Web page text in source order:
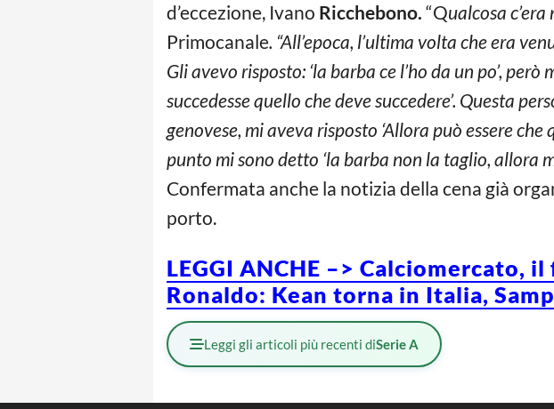
d’eccezione, Ivano Ricchebono. “Qualcosa
Primocanale. “All’epoca, l’ultima volta che era
Gli avevo risposto: ‘la barba ce l’ho da un po’,
succedesse quello che deve succedere’. Questa
genovese, mi aveva risposto ‘Allora può essere
punto mi sono detto ‘la barba non la taglio, allora
Confermata anche la notizia della cena già
porto.
LEGGI ANCHE –> Calciomercato,
Ronaldo: Kean torna in Italia,
Leggi gli articoli più recenti diSerie A